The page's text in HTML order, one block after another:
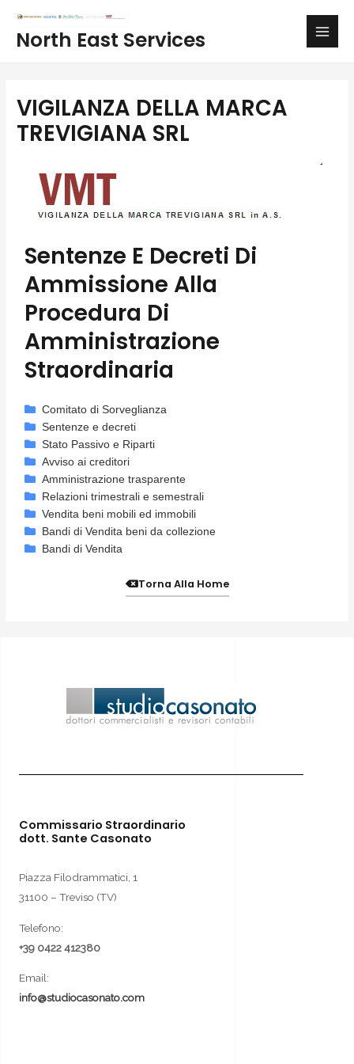
contenuto
North East Services
Main
VIGILANZA DELLA MARCA
TREVIGIANA SRL
Sentenze E Decreti Di
Ammissione Alla
Procedura Di
Amministrazione
Straordinaria
Comitato di Sorveglianza
Sentenze e decreti
Stato Passivo e Riparti
Avviso ai creditori
Amministrazione trasparente
Relazioni trimestrali e semestrali
Vendita beni mobili ed immobili
Bandi di Vendita beni da collezione
Bandi di Vendita
Torna Alla Home
Commissario Straordinario
dott. Sante Casonato
Piazza Filodrammatici, 1
31100 – Treviso (TV)
Telefono:
+39 0422 412380
Email:
info@studiocasonato.com